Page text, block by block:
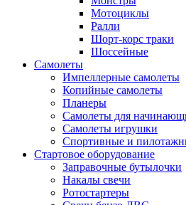
Мотоциклы
Ралли
Шорт-корс траки
Шоссейные
Самолеты
Импеллерные самолеты
Копийные самолеты
Планеры
Самолеты для
Самолеты игрушки
Спортивные и
Стартовое оборудование
Заправочные бутылочки
Накалы свечи
Ротостартеры